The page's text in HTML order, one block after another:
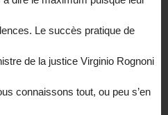
Le succès pratique de
de la justice Virginio Rognoni
connaissons tout, ou peu s’en